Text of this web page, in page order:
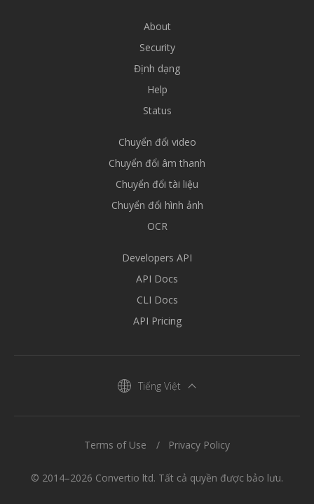
About
Security
Định dạng
Help
Status
Chuyển đổi video
Chuyển đổi âm thanh
Chuyển đổi tài liệu
Chuyển đổi hình ảnh
OCR
Developers API
API Docs
CLI Docs
API Pricing
Tiếng Việt
© 2014–2026 Convertio ltd. Tất cả quyền được bảo lưu.
Terms of Use Privacy Policy